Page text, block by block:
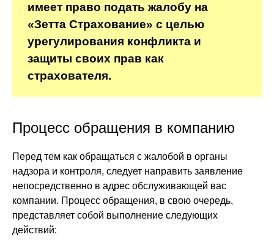
имеет право подать жалобу на
«Зетта Страхование» с целью
урегулирования конфликта и
защиты своих прав как
страхователя.
Процесс обращения в компанию
Перед тем как обращаться с жалобой в органы
надзора и контроля, следует направить заявление
непосредственно в адрес обслуживающей вас
компании. Процесс обращения, в свою очередь,
представляет собой выполнение следующих
действий: